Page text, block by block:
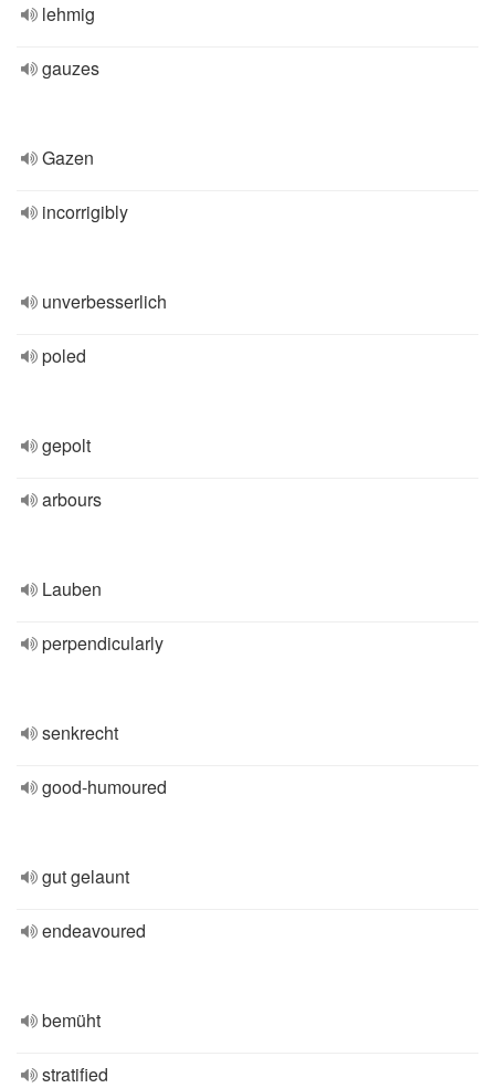
lehmig
gauzes
Gazen
incorrigibly
unverbesserlich
poled
gepolt
arbours
Lauben
perpendicularly
senkrecht
good-humoured
gut gelaunt
endeavoured
bemüht
stratified